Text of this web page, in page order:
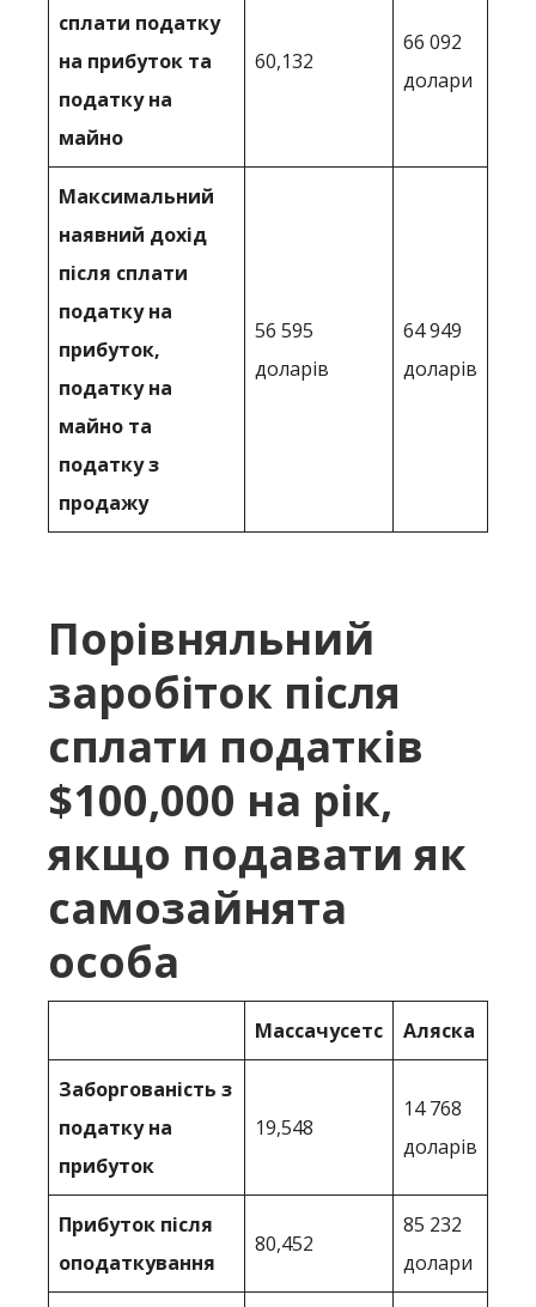
сплати податку
на прибуток та
податку на
майно
60,132
66 092
долари
Максимальний
наявний дохід
після сплати
податку на
прибуток,
податку на
майно та
податку з
продажу
56 595
доларів
64 949
доларів
Порівняльний
заробіток після
сплати податків
$100,000 на рік,
якщо подавати як
самозайнята
особа
Массачусетс Аляска
Заборгованість з
податку на
прибуток
19,548
14 768
доларів
Прибуток після
оподаткування
80,452
85 232
долари